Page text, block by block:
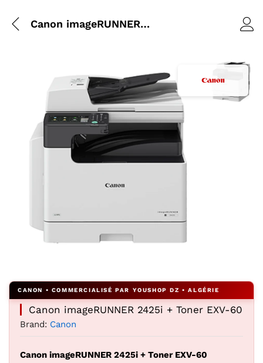
Canon imageRUNNER 2425i + Toner EXV-60
Canon imageRUNNER 2425i + Toner EXV-60
Brand: Canon
Canon imageRUNNER 2425i + Toner EXV-60